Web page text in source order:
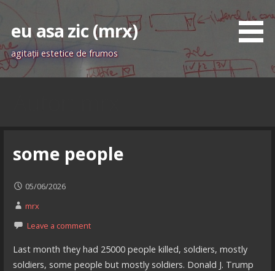
Skip
content
eu asa zic (mrx)
agitaţii estetice de frumos
some people
05/06/2026
mrx
Leave a comment
Last month they had 25000 people killed, soldiers, mostly
soldiers, some people but mostly soldiers. Donald J. Trump